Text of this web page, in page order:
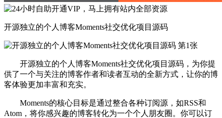
开源独立的个人博客Moments社交优化项目源码
开源独立的个人博客Moments社交优化项目源码，为你提
供了一个与关注的博客作者和读者互动的全新方式，让你的博
客体验更加丰富和充实。
Moments的核心目标是通过整合各种订阅源，如RSS和
Atom，将你感兴趣的博客转化为一个个人朋友圈。你可以订